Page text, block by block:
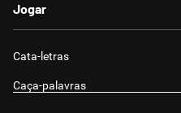
Jogar
Cata-letras
Caça-palavras